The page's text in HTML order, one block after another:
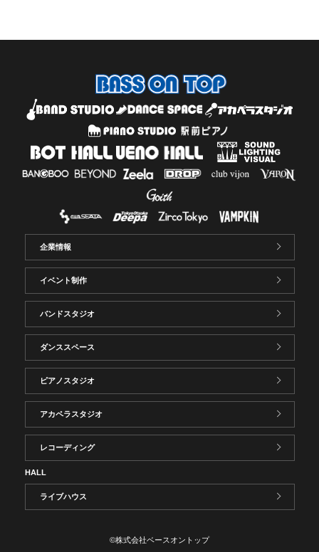
企業情報
イベント制作
バンドスタジオ
ダンススペース
ピアノスタジオ
アカペラスタジオ
レコーディング
HALL
ライブハウス
©株式会社ベースオントップ